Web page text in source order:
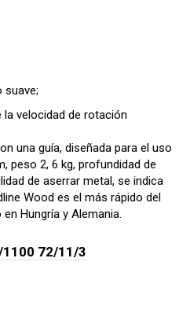
suave;
velocidad de rotación
una guía, diseñada para el uso
peso 2, 6 kg, profundidad de
de aserrar metal, se indica
Wood es el más rápido del
Hungría y Alemania.
1100 72/11/3